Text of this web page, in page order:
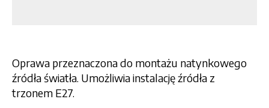
Oprawa przeznaczona do montażu natynkowego
źródła światła. Umożliwia instalację źródła z
trzonem E27.